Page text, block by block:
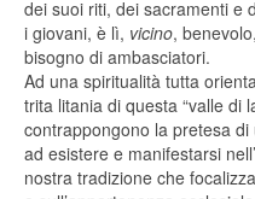
dei suoi riti, dei sacramenti e
i giovani, è lì, vicino,
bisogno di ambasciatori.
Ad una spiritualità tutta
trita litania di questa “valle di
contrappongono la pretesa
ad esistere e manifestarsi
nostra tradizione che